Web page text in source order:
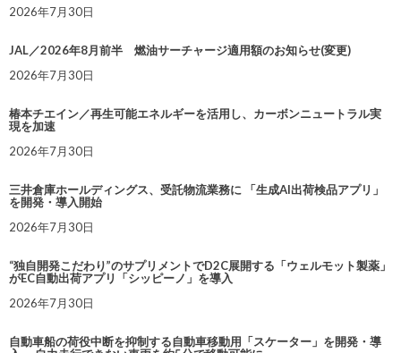
2026年7月30日
JAL／2026年8月前半 燃油サーチャージ適用額のお知らせ(変更)
2026年7月30日
椿本チエイン／再生可能エネルギーを活用し、カーボンニュートラル実
現を加速
2026年7月30日
三井倉庫ホールディングス、受託物流業務に 「生成AI出荷検品アプリ」
を開発・導入開始
2026年7月30日
“独自開発こだわり”のサプリメントでD2C展開する「ウェルモット製薬」
がEC自動出荷アプリ「シッピーノ」を導入
2026年7月30日
自動車船の荷役中断を抑制する自動車移動用「スケーター」を開発・導